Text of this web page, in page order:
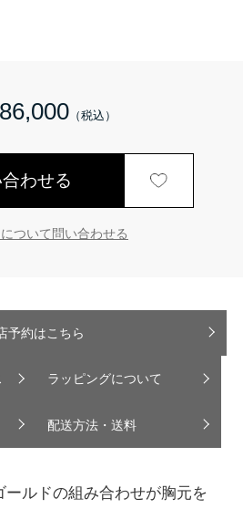
わせる
ついて問い合わせる
予約はこちら
ラッピングについて
配送方法・送料
ールドの組み合わせが胸元を